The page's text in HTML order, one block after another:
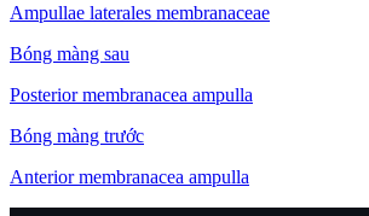
Ampullae laterales membranaceae
Bóng màng sau
Posterior membranacea ampulla
Bóng màng trước
Anterior membranacea ampulla